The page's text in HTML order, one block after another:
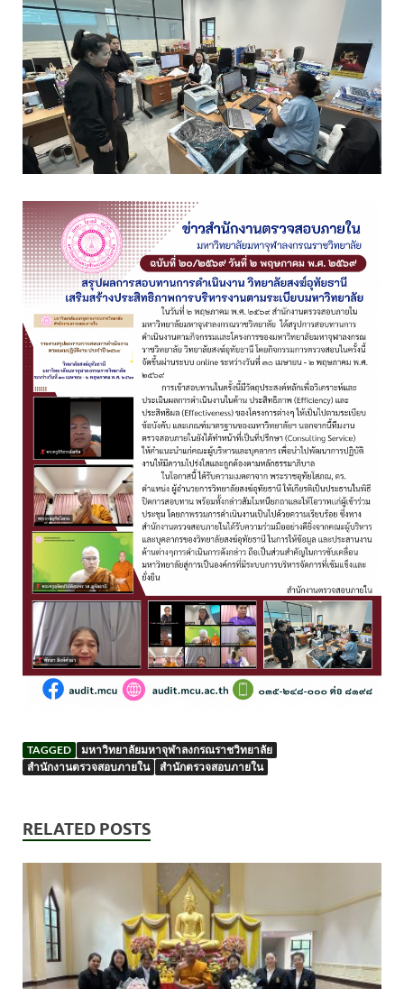
TAGGED
มหาวิทยาลัยมหาจุฬาลงกรณราชวิทยาลัย
สำนักงานตรวจสอบภายใน
สำนักตรวจสอบภายใน
RELATED POSTS